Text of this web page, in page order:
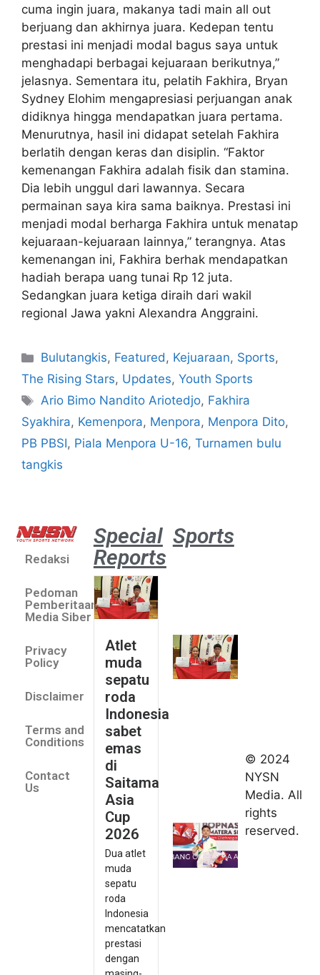
cuma ingin juara, makanya tadi main all out
berjuang dan akhirnya juara. Kedepan tentu
prestasi ini menjadi modal bagus saya untuk
menghadapi berbagai kejuaraan berikutnya,”
jelasnya. Sementara itu, pelatih Fakhira, Bryan
Sydney Elohim mengapresiasi perjuangan anak
didiknya hingga mendapatkan juara pertama.
Menurutnya, hasil ini didapat setelah Fakhira
berlatih dengan keras dan disiplin. “Faktor
kemenangan Fakhira adalah fisik dan stamina.
Dia lebih unggul dari lawannya. Secara
permainan saya kira sama baiknya. Prestasi ini
menjadi modal berharga Fakhira untuk menatap
kejuaraan-kejuaraan lainnya,” terangnya. Atas
kemenangan ini, Fakhira berhak mendapatkan
hadiah berapa uang tunai Rp 12 juta.
Sedangkan juara ketiga diraih dari wakil
regional Jawa yakni Alexandra Anggraini.
Bulutangkis, Featured, Kejuaraan, Sports,
The Rising Stars, Updates, Youth Sports
Ario Bimo Nandito Ariotedjo, Fakhira
Syakhira, Kemenpora, Menpora, Menpora Dito,
PB PBSI, Piala Menpora U-16, Turnamen bulu
tangkis
Redaksi
Pedoman
Pemberitaan
Media Siber
Privacy
Policy
Disclaimer
Terms and
Conditions
Contact
Us
Special
Reports
Atlet
muda
sepatu
roda
Indonesia
sabet
emas
di
Saitama
Asia
Cup
2026
Dua atlet
muda
sepatu
roda
Indonesia
mencatatkan
prestasi
dengan
Sports
2026
Indonesia
kirim tiga
lifter
muda ke
Kejuaraan
© 2024
NYSN
Media. All
rights
reserved.